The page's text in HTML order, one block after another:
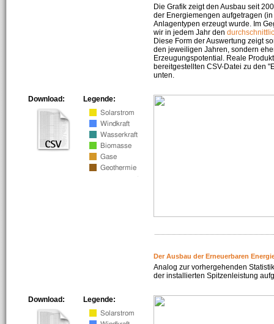
Die Grafik zeigt den Ausbau seit
der Energiemengen aufgetragen
Anlagentypen erzeugt wurde. Im
wir in jedem Jahr den
Diese Form der Auswertung zeigt
den jeweiligen Jahren, sondern
Erzeugungspotential. Reale
bereitgestellten CSV-Datei zu den
unten.
Legende:
Download:
Der Ausbau der Erneuerbaren
Analog zur vorhergehenden
der installierten Spitzenleistung
Legende:
Download: